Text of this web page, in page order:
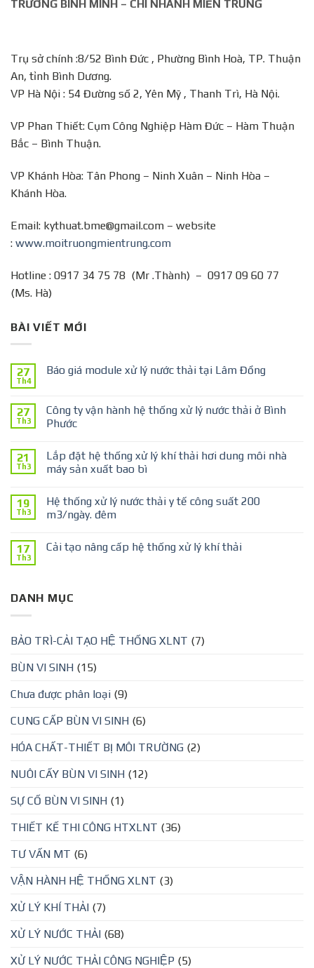
TRƯỜNG BÌNH MINH – CHI NHÁNH MIỀN TRUNG
Trụ sở chính :8/52 Bình Đức , Phường Bình Hoà, TP. Thuận
An, tỉnh Bình Dương.
VP Hà Nội : 54 Đường số 2, Yên Mỹ , Thanh Trì, Hà Nội.
VP Phan Thiết: Cụm Công Nghiệp Hàm Đức – Hàm Thuận
Bắc – Bình Thuận.
VP Khánh Hòa: Tân Phong – Ninh Xuân – Ninh Hòa –
Khánh Hòa.
Email: kythuat.bme@gmail.com – website
: www.moitruongmientrung.com
Hotline : 0917 34 75 78 (Mr .Thành) – 0917 09 60 77
(Ms. Hà)
BÀI VIẾT MỚI
27
Th4
Báo giá module xử lý nước thải tại Lâm Đồng
27
Th3
Công ty vận hành hệ thống xử lý nước thải ở Bình
Phước
21
Th3
Lắp đặt hệ thống xử lý khí thải hơi dung môi nhà
máy sản xuất bao bì
19
Th3
Hệ thống xử lý nước thải y tế công suất 200
m3/ngày. đêm
17
Th3
Cải tạo nâng cấp hệ thống xử lý khí thải
DANH MỤC
BẢO TRÌ-CẢI TẠO HỆ THỐNG XLNT (7)
BÙN VI SINH (15)
Chưa được phân loại (9)
CUNG CẤP BÙN VI SINH (6)
HÓA CHẤT-THIẾT BỊ MÔI TRƯỜNG (2)
NUÔI CẤY BÙN VI SINH (12)
SỰ CỐ BÙN VI SINH (1)
THIẾT KẾ THI CÔNG HTXLNT (36)
TƯ VẤN MT (6)
VẬN HÀNH HỆ THỐNG XLNT (3)
XỬ LÝ KHÍ THẢI (7)
XỬ LÝ NƯỚC THẢI (68)
XỬ LÝ NƯỚC THẢI CÔNG NGHIỆP (5)